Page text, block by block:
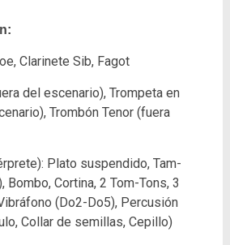
Clarinete Sib, Fagot
del escenario), Trompeta en
Trombón Tenor (fuera
Plato suspendido, Tam-
Bombo, Cortina, 2 Tom-Tons, 3
(Do2-Do5), Percusión
Collar de semillas, Cepillo)